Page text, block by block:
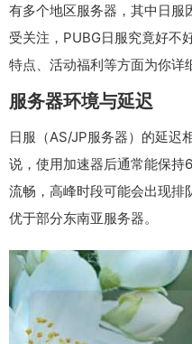
有多个地区服务器，其中日服
受关注，PUBG日服究竟好不
特点、活动福利等方面为你详
服务器环境与延迟
日服（AS/JP服务器）的延迟
说，使用加速器后通常能保
流畅，高峰时段可能会出现排
优于部分东南亚服务器。